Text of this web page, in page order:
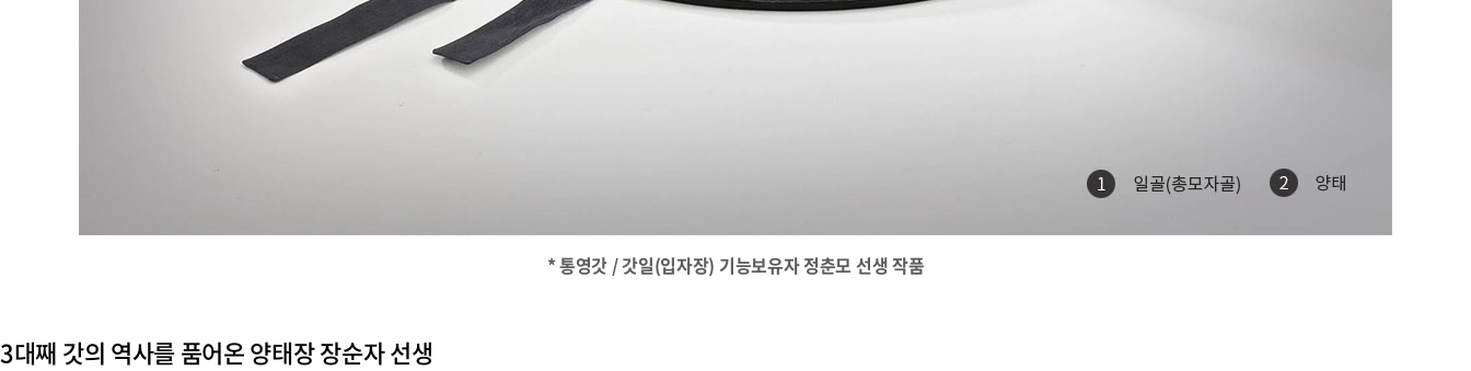
* 통영갓 / 갓일(입자장) 기능보유자 정춘모 선생 작품
3대째 갓의 역사를 품어온 양태장 장순자 선생